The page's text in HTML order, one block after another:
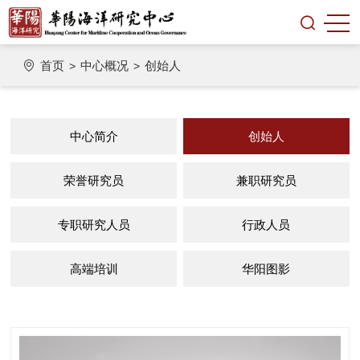
首页 > 中心概况 > 创始人
中心简介 创始人
荣誉研究员 兼职研究员
专职研究人员 行政人员
高端培训 华阳图影